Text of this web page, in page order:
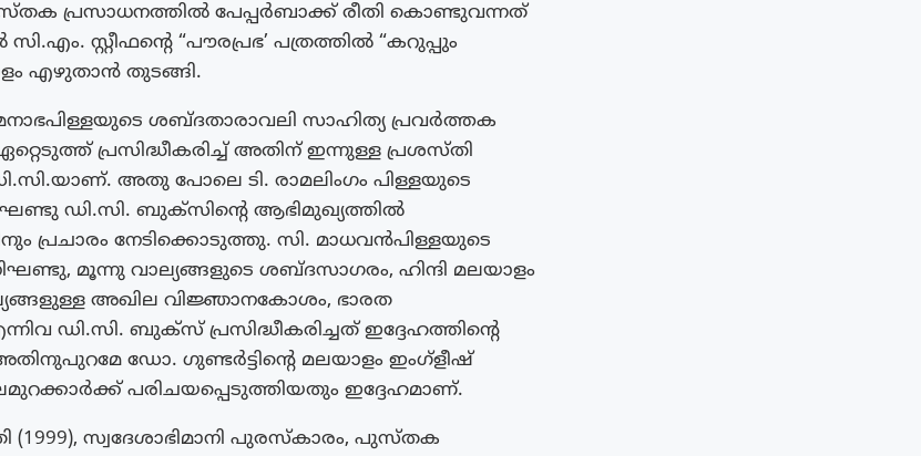
പ്രസാധനത്തിൽ പേപ്പർബാക്ക് രീതി കൊണ്ടുവന്നത്
സ്റ്റീഫന്റെ “പൗരപ്രഭ’ പത്രത്തിൽ “കറുപ്പും
എഴുതാൻ തുടങ്ങി.
ശബ്ദതാരാവലി സാഹിത്യ പ്രവർത്തക
പ്രസിദ്ധീകരിച്ച് അതിന് ഇന്നുള്ള പ്രശസ്തി
അതു പോലെ ടി. രാമലിംഗം പിള്ളയുടെ
ഡി.സി. ബുക്സിന്റെ ആഭിമുഖ്യത്തിൽ
പ്രചാരം നേടിക്കൊടുത്തു. സി. മാധവൻപിള്ളയുടെ
മൂന്നു വാല്യങ്ങളുടെ ശബ്ദസാഗരം, ഹിന്ദി മലയാളം
അഖില വിജ്ഞാനകോശം, ഭാരത
ഡി.സി. ബുക്സ് പ്രസിദ്ധീകരിച്ചത് ഇദ്ദേഹത്തിന്റെ
ഡോ. ഗുണ്ടർട്ടിന്റെ മലയാളം ഇംഗ്ളീഷ്
പരിചയപ്പെടുത്തിയതും ഇദ്ദേഹമാണ്.
സ്വദേശാഭിമാനി പുരസ്കാരം, പുസ്തക